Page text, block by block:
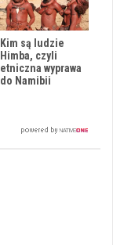
Kim są ludzie
Himba, czyli
etniczna wyprawa
do Namibii